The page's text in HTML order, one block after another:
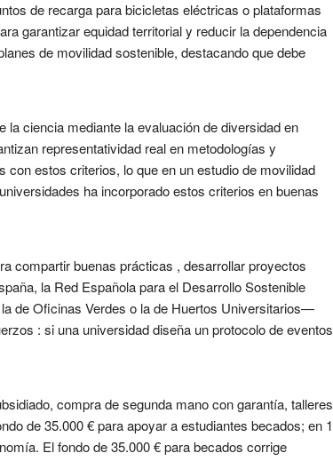
de recarga para bicicletas eléctricas o plataformas
garantizar equidad territorial y reducir la dependencia
de movilidad sostenible, destacando que debe
ciencia mediante la evaluación de diversidad en
representatividad real en metodologías y
estos criterios, lo que en un estudio de movilidad
ha incorporado estos criterios en buenas
compartir buenas prácticas , desarrollar proyectos
la Red Española para el Desarrollo Sostenible
de Oficinas Verdes o la de Huertos Universitarios—
: si una universidad diseña un protocolo de eventos
compra de segunda mano con garantía, talleres
de 35.000 € para apoyar a estudiantes becados; en 1
El fondo de 35.000 € para becados corrige